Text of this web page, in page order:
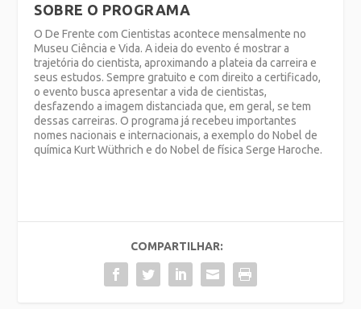
SOBRE O PROGRAMA
O De Frente com Cientistas acontece mensalmente no
Museu Ciência e Vida. A ideia do evento é mostrar a
trajetória do cientista, aproximando a plateia da carreira e
seus estudos. Sempre gratuito e com direito a certificado,
o evento busca apresentar a vida de cientistas,
desfazendo a imagem distanciada que, em geral, se tem
dessas carreiras. O programa já recebeu importantes
nomes nacionais e internacionais, a exemplo do Nobel de
química Kurt Wüthrich e do Nobel de física Serge Haroche.
COMPARTILHAR: